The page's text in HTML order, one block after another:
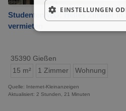
Studenten WG: Helles Zimmer in
vermieten
35390 Gießen
15 m²
1 Zimmer Wohnung
Quelle: Internet-Kleinanzeigen
Aktualisiert: 2 Stunden, 21 Minuten
EINSTELLUNGEN